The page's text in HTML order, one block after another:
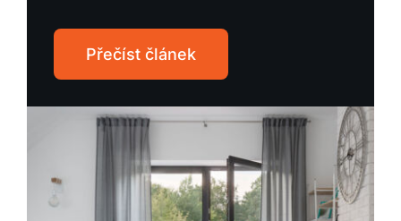
Přečíst článek